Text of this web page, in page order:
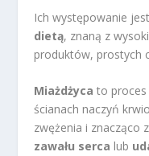
Ich występowanie
dietą, znaną z
produktów, prostych
Miażdżyca to
ścianach naczyń
zwężenia i znacząco
zawału serca lub